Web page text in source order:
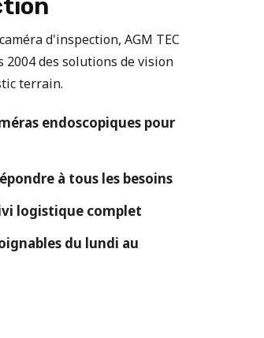
d'inspection, AGM TEC
2004 des solutions de vision
terrain.
endoscopiques pour
à tous les besoins
logistique complet
du lundi au